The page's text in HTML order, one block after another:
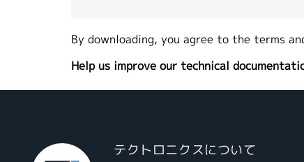
By downloading, you agree to the terms
Help us improve our technical
テクトロニクスについて